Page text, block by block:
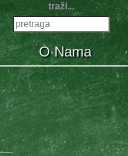
traži...
O Nama